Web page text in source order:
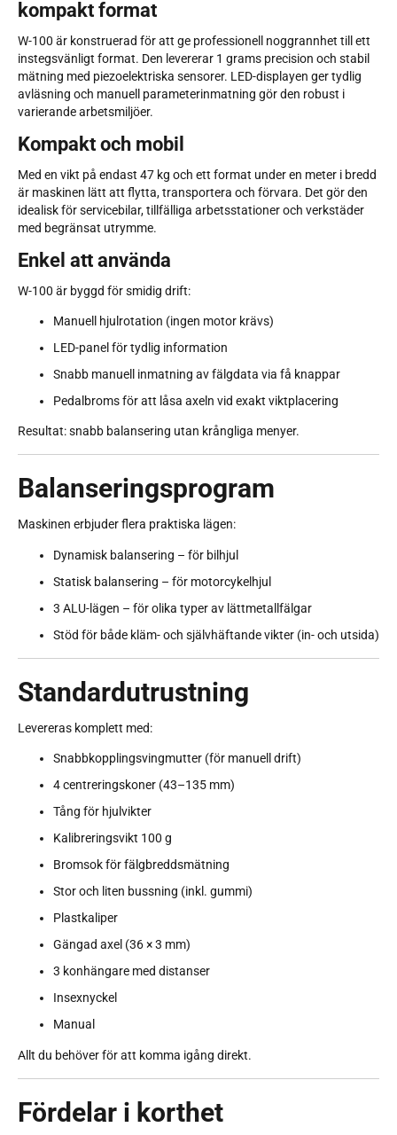
kompakt format
W-100 är konstruerad för att ge professionell noggrannhet till ett
instegsvänligt format. Den levererar 1 grams precision och stabil
mätning med piezoelektriska sensorer. LED-displayen ger tydlig
avläsning och manuell parameterinmatning gör den robust i
varierande arbetsmiljöer.
Kompakt och mobil
Med en vikt på endast 47 kg och ett format under en meter i bredd
är maskinen lätt att flytta, transportera och förvara. Det gör den
idealisk för servicebilar, tillfälliga arbetsstationer och verkstäder
med begränsat utrymme.
Enkel att använda
W-100 är byggd för smidig drift:
Manuell hjulrotation (ingen motor krävs)
LED-panel för tydlig information
Snabb manuell inmatning av fälgdata via få knappar
Pedalbroms för att låsa axeln vid exakt viktplacering
Resultat: snabb balansering utan krångliga menyer.
Balanseringsprogram
Maskinen erbjuder flera praktiska lägen:
Dynamisk balansering – för bilhjul
Statisk balansering – för motorcykelhjul
3 ALU-lägen – för olika typer av lättmetallfälgar
Stöd för både kläm- och självhäftande vikter (in- och utsida)
Standardutrustning
Levereras komplett med:
Snabbkopplingsvingmutter (för manuell drift)
4 centreringskoner (43–135 mm)
Tång för hjulvikter
Kalibreringsvikt 100 g
Bromsok för fälgbreddsmätning
Stor och liten bussning (inkl. gummi)
Plastkaliper
Gängad axel (36 × 3 mm)
3 konhängare med distanser
Insexnyckel
Manual
Allt du behöver för att komma igång direkt.
Fördelar i korthet